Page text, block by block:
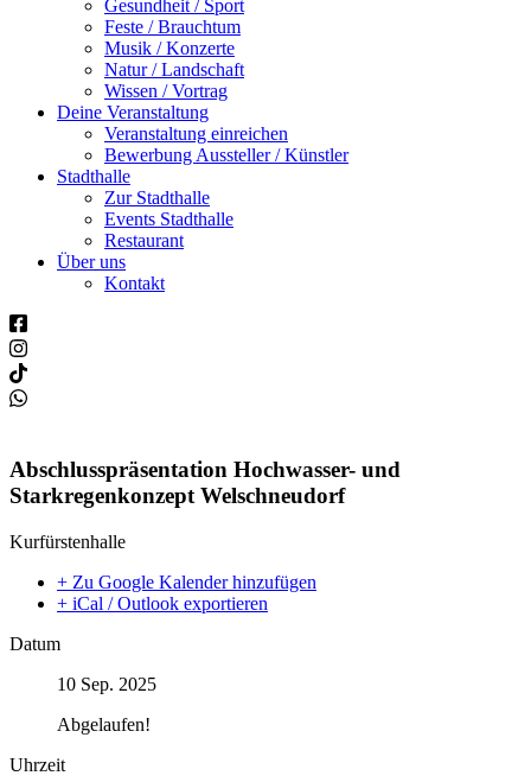
Gesundheit / Sport
Feste / Brauchtum
Musik / Konzerte
Natur / Landschaft
Wissen / Vortrag
Deine Veranstaltung
Veranstaltung einreichen
Bewerbung Aussteller / Künstler
Stadthalle
Zur Stadthalle
Events Stadthalle
Restaurant
Über uns
Kontakt
Abschlusspräsentation Hochwasser- und
Starkregenkonzept Welschneudorf
Kurfürstenhalle
+ Zu Google Kalender hinzufügen
+ iCal / Outlook exportieren
Datum
10 Sep. 2025
Abgelaufen!
Uhrzeit